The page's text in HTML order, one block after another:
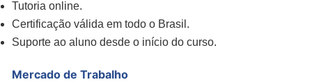
Tutoria online.
Certificação válida em todo o Brasil.
Suporte ao aluno desde o início do curso.
Mercado de Trabalho